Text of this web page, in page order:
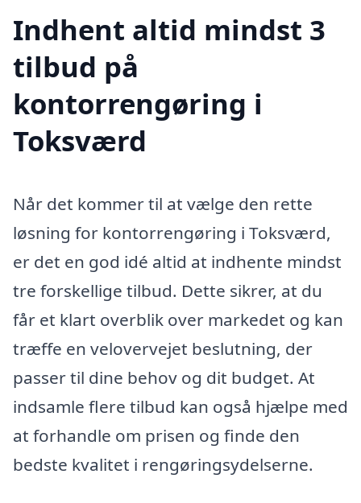
Indhent altid mindst 3
tilbud på
kontorrengøring i
Toksværd
Når det kommer til at vælge den rette
løsning for kontorrengøring i Toksværd,
er det en god idé altid at indhente mindst
tre forskellige tilbud. Dette sikrer, at du
får et klart overblik over markedet og kan
træffe en velovervejet beslutning, der
passer til dine behov og dit budget. At
indsamle flere tilbud kan også hjælpe med
at forhandle om prisen og finde den
bedste kvalitet i rengøringsydelserne.